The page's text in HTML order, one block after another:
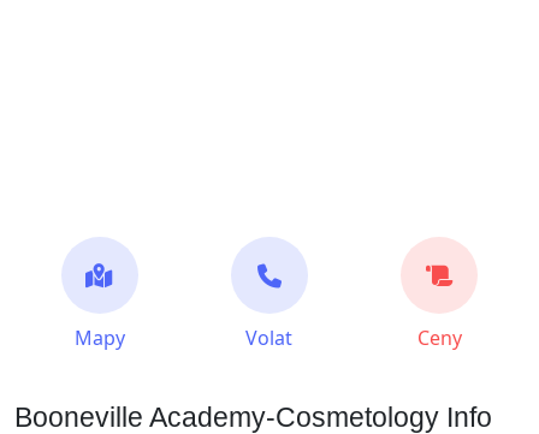
Mapy Volat Ceny
Booneville Academy-Cosmetology Info